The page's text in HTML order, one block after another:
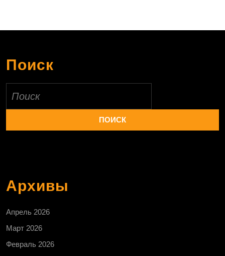
Поиск
Архивы
Апрель 2026
Март 2026
Февраль 2026